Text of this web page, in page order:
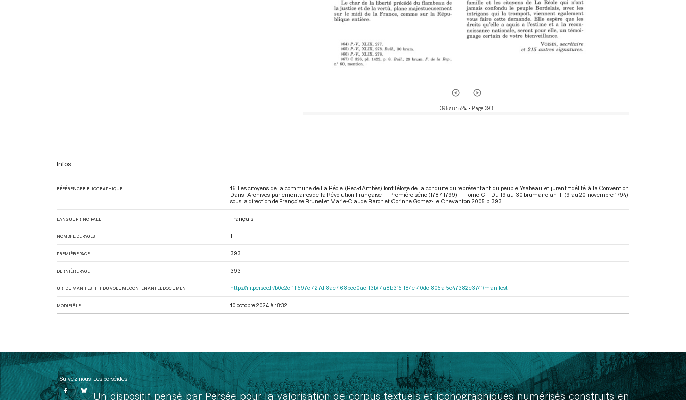
395 sur 524 • Page 393
Infos
RÉFÉRENCE BIBLIOGRAPHIQUE
16. Les citoyens de la commune de La Réole (Bec-d’Ambès) font l’éloge de la conduite du représentant du peuple Ysabeau, et jurent fidélité à la Convention.
Dans : Archives parlementaires de la Révolution Française — Première série (1787-1799) — Tome CI - Du 19 au 30 brumaire an III (9 au 20 novembre 1794)
sous la direction de Françoise Brunel et Marie-Claude Baron et Corinne Gomez-Le Chevanton. 2005. p. 393.
LANGUE PRINCIPALE Français
NOMBRE DE PAGES 1
PREMIÈRE PAGE 393
DERNIÈRE PAGE 393
URI DU MANIFEST IIIF DU VOLUME CONTENANT LE DOCUMENT https://iiif.persee.fr/b0e2cf11-597c-427d-8ac7-68bcc0acf13b/f4a8b315-184e-40dc-805a-5e47382c3741/manifest
MODIFIÉ LE 10 octobre 2024 à 18:32
Suivez-nous Les perséides
Un dispositif pensé par Persée pour la valorisation de corpus textuels et iconographiques numérisés construits en